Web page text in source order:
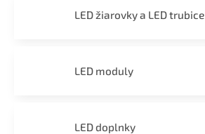
LED žiarovky a LED trubice
LED moduly
LED doplnky